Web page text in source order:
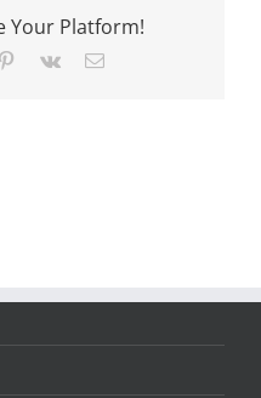
Your Platform!
Pinterest
Vk Email